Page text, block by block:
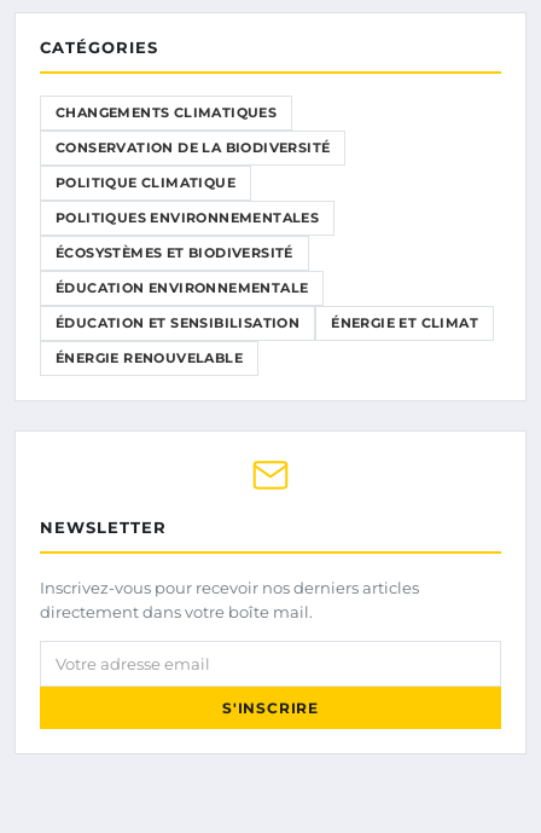
CATÉGORIES
CHANGEMENTS CLIMATIQUES
CONSERVATION DE LA BIODIVERSITÉ
POLITIQUE CLIMATIQUE
POLITIQUES ENVIRONNEMENTALES
ÉCOSYSTÈMES ET BIODIVERSITÉ
ÉDUCATION ENVIRONNEMENTALE
ÉDUCATION ET SENSIBILISATION ÉNERGIE ET CLIMAT
ÉNERGIE RENOUVELABLE
NEWSLETTER
Inscrivez-vous pour recevoir nos derniers articles
directement dans votre boîte mail.
Votre adresse email
S'INSCRIRE